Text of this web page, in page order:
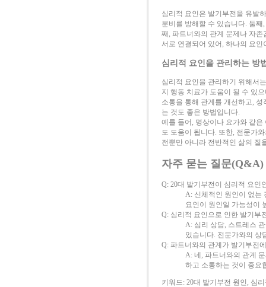
심리적 요인은 발기부전을 유발
분비를 방해할 수 있습니다. 둘
째, 파트너와의 관계 문제나 자
서로 연결되어 있어, 하나의 요
심리적 요인을 관리하는 방
심리적 요인을 관리하기 위해서
지 행동 치료가 도움이 될 수 있
소통을 통해 관계를 개선하고,
는 것도 좋은 방법입니다.
예를 들어, 명상이나 요가와 같
도 도움이 됩니다. 또한, 전문가
전뿐만 아니라 전반적인 삶의 질
자주 묻는 질문(Q&A)
Q: 20대 발기부전이 심리적 요인
A: 신체적인 원인이 없는
요인이 원인일 가능성이
Q: 심리적 요인으로 인한 발기부
A: 심리 상담, 스트레스
있습니다. 전문가와의 상
Q: 파트너와의 관계가 발기부전
A: 네, 파트너와의 관계
하고 소통하는 것이 중요
키워드: 20대 발기부전 원인, 심